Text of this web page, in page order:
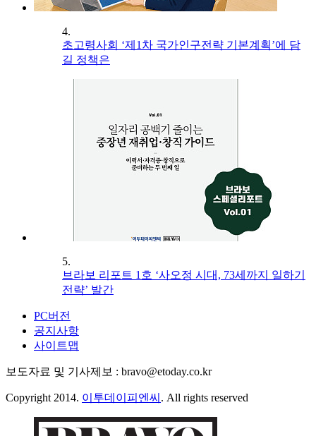
4.
초고령사회 ‘제1차 국가인구전략 기본계획’에 담
길 정책은
5.
브라보 리포트 1호 ‘사오정 시대, 73세까지 일하기
전략’ 발간
PC버전
공지사항
사이트맵
보도자료 및 기사제보 : bravo@etoday.co.kr
Copyright 2014. 이투데이피엔씨 . All rights reserved